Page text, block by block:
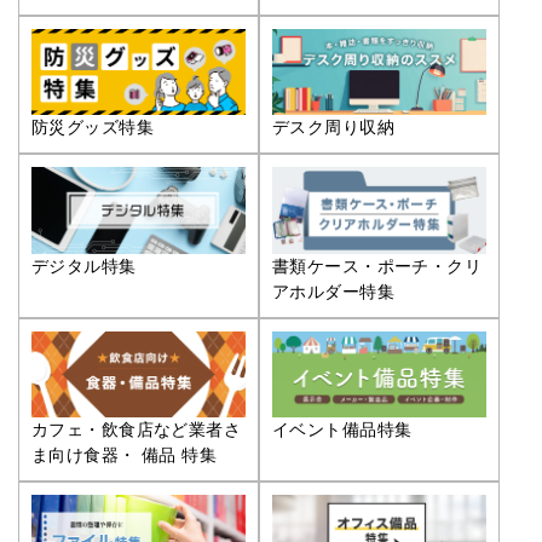
防災グッズ特集 デスク周り収納
デジタル特集
書類ケース・ポーチ・クリ
アホルダー特集
カフェ・飲食店など業者さ
ま向け食器・ 備品 特集
イベント備品特集